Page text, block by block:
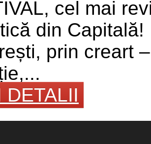
cel mai
din
prin creart
DETALII